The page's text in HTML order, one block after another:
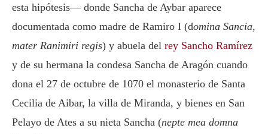
esta hipótesis— donde Sancha de Aybar aparece
documentada como madre de Ramiro I (domina Sancia,
mater Ranimiri regis) y abuela del rey Sancho Ramírez
y de su hermana la condesa Sancha de Aragón cuando
dona el 27 de octubre de 1070 el monasterio de Santa
Cecilia de Aibar, la villa de Miranda, y bienes en San
Pelayo de Ates a su nieta Sancha (nepte mea domna